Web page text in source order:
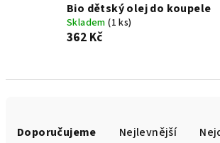
Bio dětský olej do koupele
Skladem(1 ks)
362 Kč
Doporučujeme Nejlevnější